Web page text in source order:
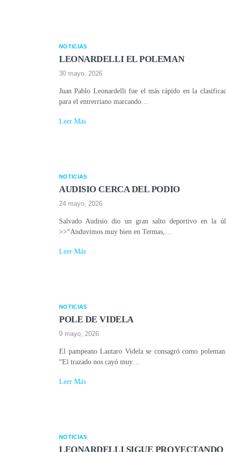
NOTICIAS
LEONARDELLI EL POLEMAN
30 mayo, 2026
Juan Pablo Leonardelli fue el más rápido en la
para el entrerriano marcando…
Leer Más
NOTICIAS
AUDISIO CERCA DEL PODIO
24 mayo, 2026
Salvado Audisio dio un gran salto deportivo en la
>>“Anduvimos muy bien en Termas,…
Leer Más
NOTICIAS
POLE DE VIDELA
9 mayo, 2026
El pampeano Lautaro Videla se consagró como
“El trazado nos cayó muy…
Leer Más
NOTICIAS
LEONARDELLI SIGUE PROYECTANDO